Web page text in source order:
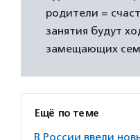
родители =
занятия будут
замещающих
Ещё по теме
В России ввели